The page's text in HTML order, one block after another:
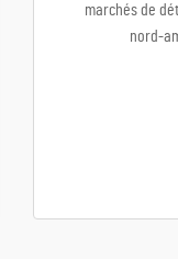
marchés de
nord-